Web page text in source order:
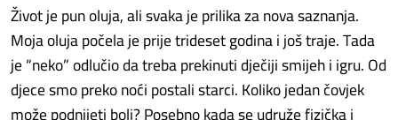
Život je pun oluja, ali svaka je prilika za nova saznanja.
Moja oluja počela je prije trideset godina i još traje. Tada
je “neko” odlučio da treba prekinuti dječiji smijeh i igru. Od
djece smo preko noći postali starci. Koliko jedan čovjek